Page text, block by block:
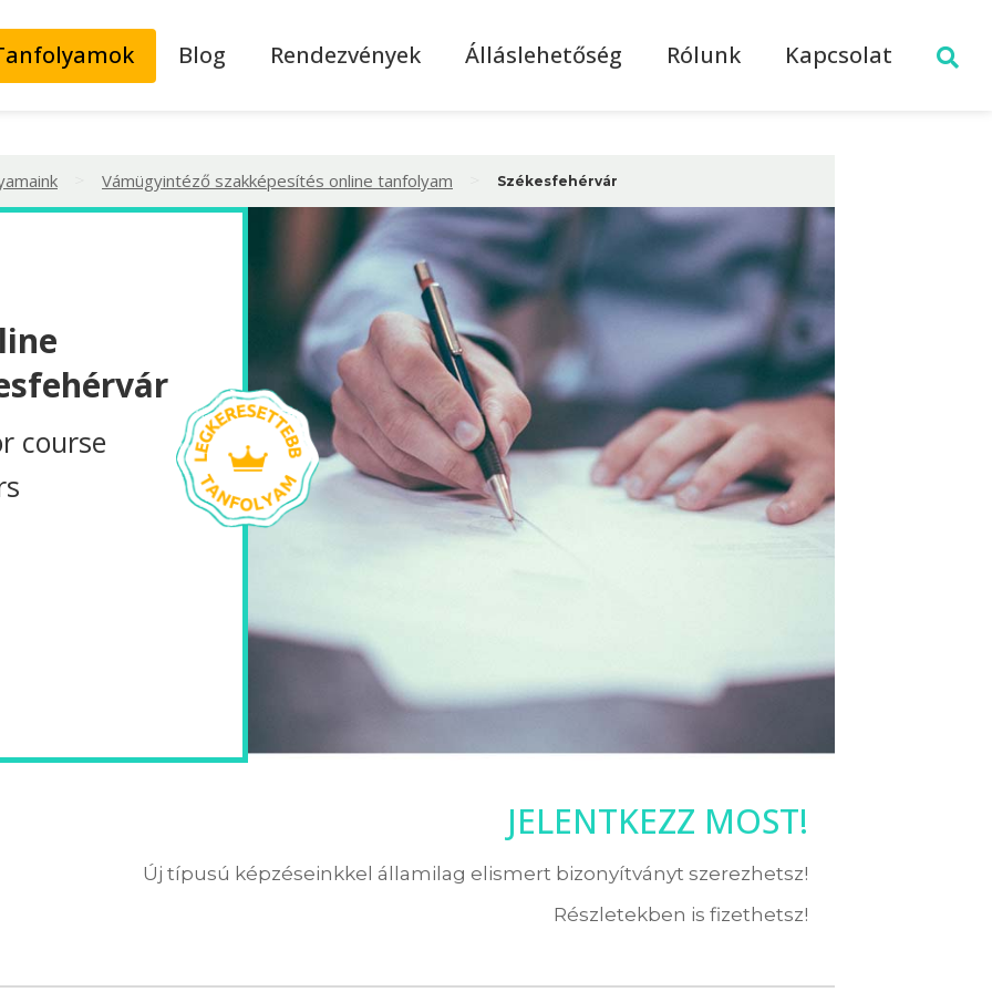
Blog Rendezvények Álláslehetőség Rólunk Kapcsolat
Vámügyintéző szakképesítés online tanfolyam Székesfehérvár
course
JELENTKEZZ MOST!
Új típusú képzéseinkkel államilag elismert bizonyítványt szerezhetsz!
Részletekben is fizethetsz!